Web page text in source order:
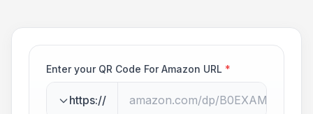
Enter your QR Code For Amazon URL *
https://